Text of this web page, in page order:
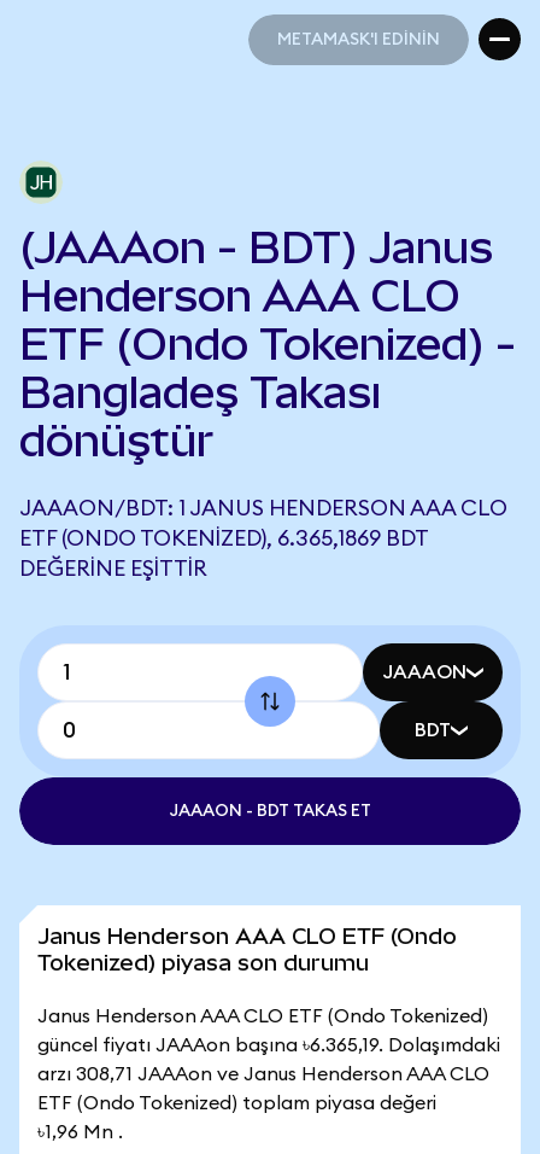
METAMASK'I EDİNİN
(JAAAon - BDT) Janus
Henderson AAA CLO
ETF (Ondo Tokenized) -
Bangladeş Takası
dönüştür
JAAAON/BDT: 1 JANUS HENDERSON AAA CLO
ETF (ONDO TOKENIZED), 6.365,1869 BDT
DEĞERINE EŞITTIR
JAAAON
BDT
JAAAON - BDT TAKAS ET
Janus Henderson AAA CLO ETF (Ondo
Tokenized) piyasa son durumu
Janus Henderson AAA CLO ETF (Ondo Tokenized)
güncel fiyatı JAAAon başına ৳6.365,19. Dolaşımdaki
arzı 308,71 JAAAon ve Janus Henderson AAA CLO
ETF (Ondo Tokenized) toplam piyasa değeri
৳1,96 Mn .